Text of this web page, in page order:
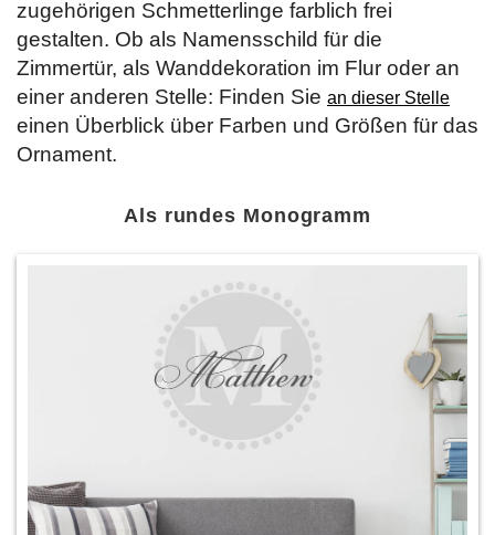
zugehörigen Schmetterlinge farblich frei
gestalten. Ob als Namensschild für die
Zimmertür, als Wanddekoration im Flur oder an
einer anderen Stelle: Finden Sie an dieser Stelle
einen Überblick über Farben und Größen für das
Ornament.
Als rundes Monogramm